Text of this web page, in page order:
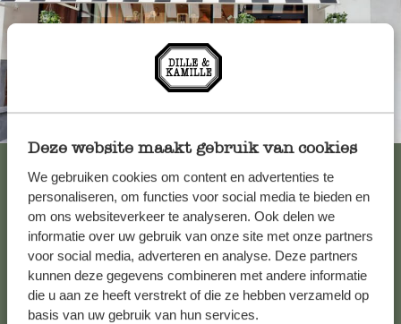
Deze website maakt gebruik van cookies
We gebruiken cookies om content en advertenties te
personaliseren, om functies voor social media te bieden en
om ons websiteverkeer te analyseren. Ook delen we
informatie over uw gebruik van onze site met onze partners
voor social media, adverteren en analyse. Deze partners
kunnen deze gegevens combineren met andere informatie
die u aan ze heeft verstrekt of die ze hebben verzameld op
basis van uw gebruik van hun services.
Service clientèle
Pour toute question ou demande de conseil ou d’aide,
veuillez contacter notre service clientèle. Ou retrouvez ici